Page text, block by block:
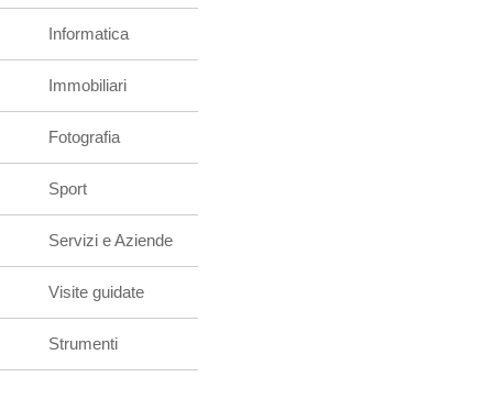
Informatica
Immobiliari
Fotografia
Sport
Servizi e Aziende
Visite guidate
Strumenti